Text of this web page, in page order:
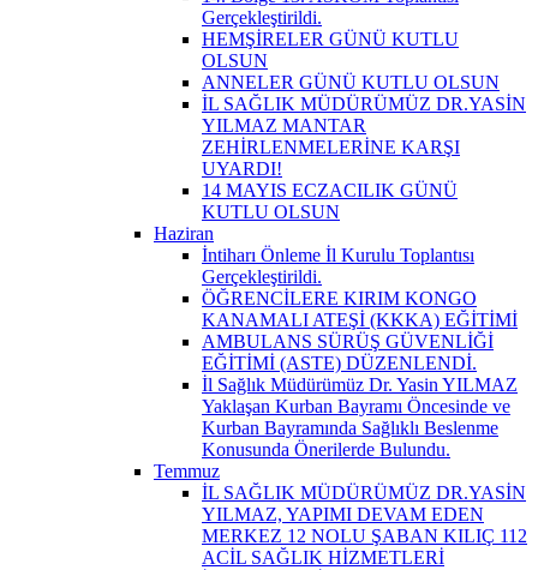
Gerçekleştirildi.
HEMŞİRELER GÜNÜ KUTLU
OLSUN
ANNELER GÜNÜ KUTLU OLSUN
İL SAĞLIK MÜDÜRÜMÜZ DR.YASİN
YILMAZ MANTAR
ZEHİRLENMELERİNE KARŞI
UYARDI!
14 MAYIS ECZACILIK GÜNÜ
KUTLU OLSUN
Haziran
İntiharı Önleme İl Kurulu Toplantısı
Gerçekleştirildi.
ÖĞRENCİLERE KIRIM KONGO
KANAMALI ATEŞİ (KKKA) EĞİTİMİ
AMBULANS SÜRÜŞ GÜVENLİĞİ
EĞİTİMİ (ASTE) DÜZENLENDİ.
İl Sağlık Müdürümüz Dr. Yasin YILMAZ
Yaklaşan Kurban Bayramı Öncesinde ve
Kurban Bayramında Sağlıklı Beslenme
Konusunda Önerilerde Bulundu.
Temmuz
İL SAĞLIK MÜDÜRÜMÜZ DR.YASİN
YILMAZ, YAPIMI DEVAM EDEN
MERKEZ 12 NOLU ŞABAN KILIÇ 112
ACİL SAĞLIK HİZMETLERİ